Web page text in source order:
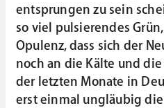
entsprungen zu sein
so viel pulsierendes
Opulenz, dass sich der
noch an die Kälte und
der letzten Monate in
erst einmal ungläubig